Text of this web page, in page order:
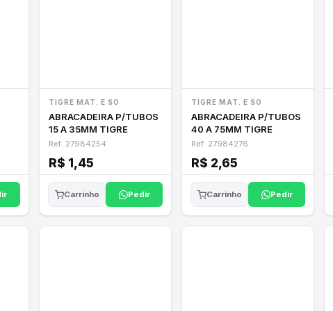
TIGRE MAT. E SO
ABRACADEIRA P/TUBOS
15 A 35MM TIGRE
Ref: 27984254
R$ 1,45
Carrinho Pedir
TIGRE MAT. E SO
ABRACADEIRA P/TUBOS
40 A 75MM TIGRE
Ref: 27984276
R$ 2,65
Carrinho Pedir